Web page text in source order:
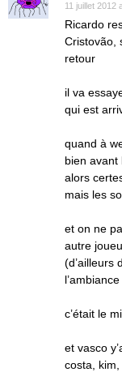
11 juillet 2012
Ricardo
Cristovão,
retour
il va
qui est
quand à
bien avant
alors
mais les
et on ne
autre
(d’ailleurs
c’était le
et vasco
costa,